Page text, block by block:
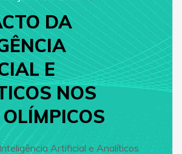
DA
E
NOS
OLÍMPICOS
Artificial e Analíticos